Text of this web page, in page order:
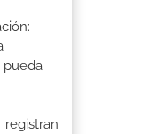
pueda
registran